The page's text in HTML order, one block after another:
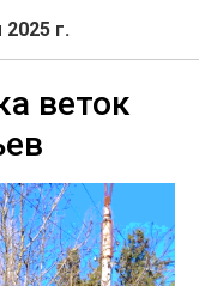
г.
веток